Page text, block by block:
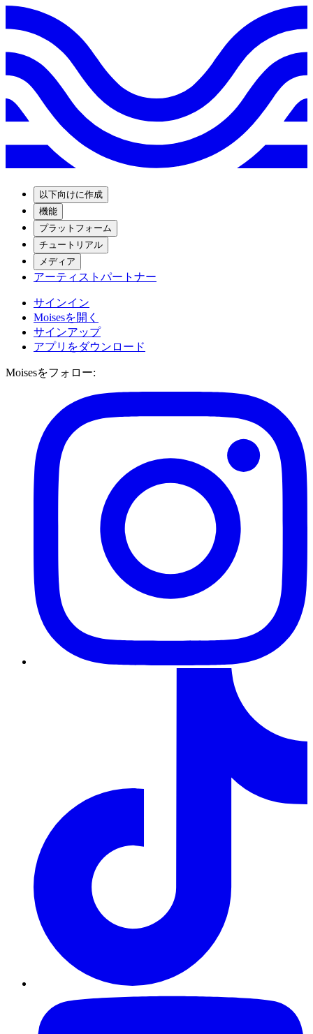
以下向けに作成
機能
プラットフォーム
チュートリアル
メディア
アーティストパートナー
サインイン
Moisesを開く
サインアップ
アプリをダウンロード
Moisesをフォロー: